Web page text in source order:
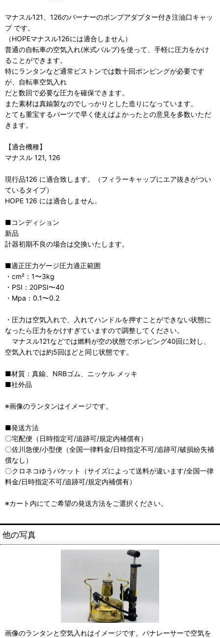
マナスル121、126のバーナーのポンプアダプター付き注油口キャッ
プ です。
（HOPEマナスル126には適合しません）
普通の自転車の空気入れ(米式バルブ)を使って、手軽に圧力をかけ
ることができます。
特にランタンなど通常ピストンでは数十回ポンピングが必要です
が、自転車空気入れ
だと数回で必要な圧力を確保できます。
また素材は真鍮製なのでしっかりとした造りになっています。
とても重宝するパーツで早く使えばよかったとの意見を多数いただ
きます。
【適合機種】
マナスル 121, 126
現行品126 に適合致します。（フィラーキャップにエア抜きがつい
ているタイプ）
HOPE 126 には適合しません。
■コンディション
新品
計器初期不良の場合は交換いたします。
■適正圧力ゲージ圧力適正範囲
・cm²：1〜3kg
・PSI：20PSI〜40
・Mpa：0.1〜0.2
・圧力は空気入れで、入れてハンドルを押すことができない状態に
なったら圧力をかけすぎていますので調整してください。
マナスル121などでは燃料が空の状態でポンピング40回に対し、
空気入れでは約5回ほどと同じ状態です。
■材質：真鍮、NRBゴム、ニッケル メッキ
■社外品
※画像のランタンはイメージです。
■発送方法
〇宅配便（日時指定可/追跡可/規定内補償有）
〇佐川急便/小型便（全国一律料金/日時指定不可/追跡可/破損紛失補
償なし）
〇クロネコゆうパケット（サイズによって送料が違います/全国一律
料金/日時指定不可/追跡可/規定内補償有）
※カート内にてご希望の発送方法をご選択ください。
他の写真
画像のランタンと空気入れはイメージです。パナレーサーで空気を